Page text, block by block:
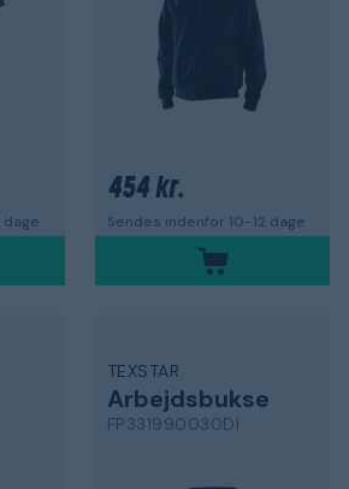
dage
454 kr.
Sendes indenfor 10-12 dage
TEXSTAR
Arbejdsbukse
FP331990030DI